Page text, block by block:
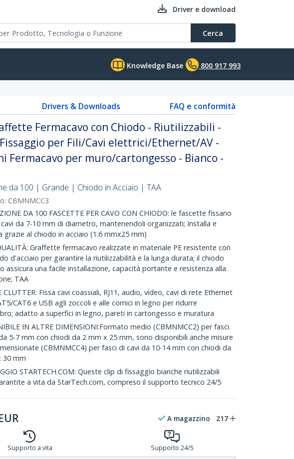
Driver e download
Cerca
Knowledge Base 800 917 993
Drivers & Downloads FAQ e conformità
Fermacavo con Chiodo - Riutilizzabili -
per Fili/Cavi elettrici/Ethernet/AV -
Fermacavo per muro/cartongesso - Bianco -
da 100 | Grande | Chiodo in Acciaio | TAA
CBMNMCC3
DA 100 FASCETTE PER CAVO CON CHIODO: le fascette fissano
da 7-10 mm di diametro, mantenendoli organizzati; Installa e
grazie al chiodo in acciaio (1.6 mmx25 mm)
Graffette fermacavo realizzate in materiale PE resistente con
d'acciaio per garantire la riutilizzabilità e la lunga durata; il chiodo
assicura una facile installazione, capacità portante e resistenza alla
TAA
CLUTTER: Fissa cavi coassiali, RJ11, audio, video, cavi di rete Ethernet
CAT6 e USB agli zoccoli e alle cornici in legno per ridurre
adatto a superfici in legno, pareti in cartongesso e muratura
IN ALTRE DIMENSIONI:Formato medio (CBMNMCC2) per fasci
5-7 mm con chiodi da 2 mm x 25 mm, sono disponibili anche misure
(CBMNMCC4) per fasci di cavi da 10-14 mm con chiodi da
30 mm
STARTECH.COM: Queste clip di fissaggio bianche riutilizzabili
a vita da StarTech.com, compreso il supporto tecnico 24/5
A magazzino 217
Supporto a vita Supporto 24/5